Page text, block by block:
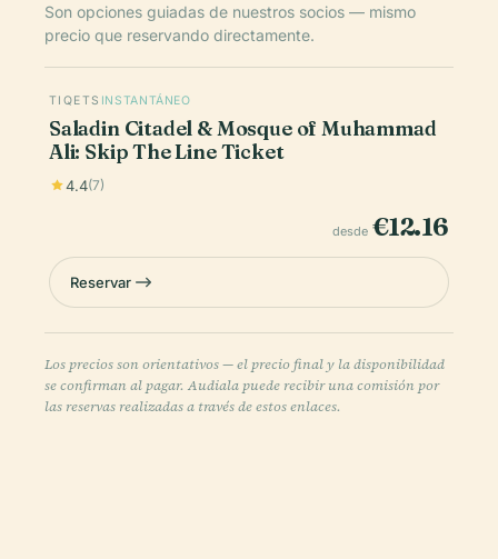
Son opciones guiadas de nuestros socios — mismo
precio que reservando directamente.
TIQETS INSTANTÁNEO
Saladin Citadel & Mosque of Muhammad
Ali: Skip The Line Ticket
4.4(7)
desde €12.16
Reservar
Los precios son orientativos — el precio final y la disponibilidad
se confirman al pagar. Audiala puede recibir una comisión por
las reservas realizadas a través de estos enlaces.